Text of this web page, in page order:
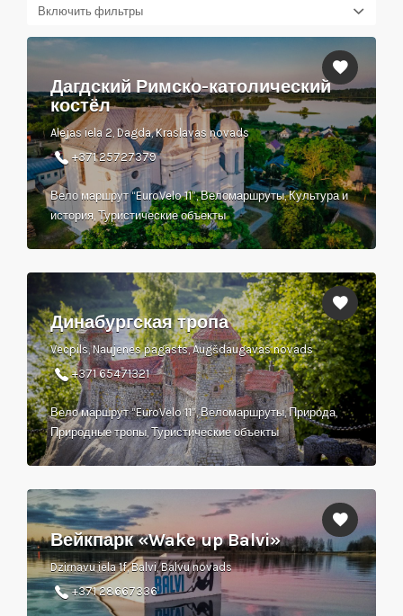
Включить фильтры
Дагдский Римско-католический
костёл
Alejas iela 2, Dagda, Kraslavas novads
+371 25727379
Вело маршрут “EuroVelo 11”, Веломаршруты, Культура и
история, Туристические объекты
Динабургская тропа
Vecpils, Naujenes pagasts, Augšdaugavas novads
+371 65471321
Вело маршрут “EuroVelo 11”, Веломаршруты, Природа,
Природные тропы, Туристические объекты
Вейкпарк «Wake up Balvi»
Dzirnavu iela 1f, Balvi, Balvu novads
+371 28667336